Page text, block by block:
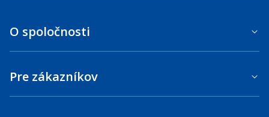
O spoločnosti
Pre zákazníkov